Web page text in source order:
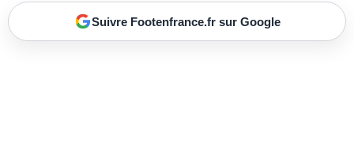
Suivre Footenfrance.fr sur Google